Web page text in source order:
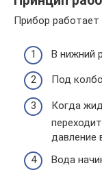
Прибор
В нижний
Под
Когда
давление
Вода